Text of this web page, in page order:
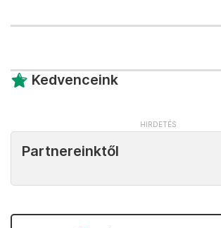
Kedvenceink
Partnereinktől